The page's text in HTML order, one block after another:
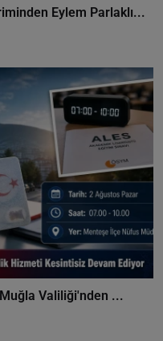
Eylem Parlaklı...
Valiliği'nden ...